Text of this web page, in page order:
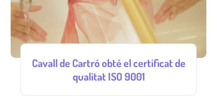
Cavall de Cartró obté el certificat de
qualitat ISO 9001